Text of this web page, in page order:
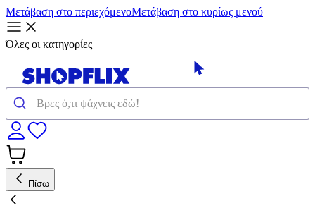
Μετάβαση στο περιεχόμενοΜετάβαση στο κυρίως μενού
Όλες οι κατηγορίες
Πίσω